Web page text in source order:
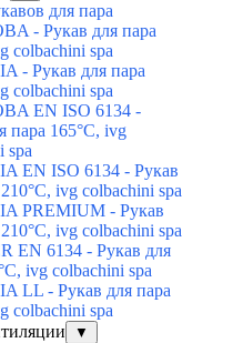
для пара
- Рукав для пара
colbachini spa
- Рукав для пара
colbachini spa
EN ISO 6134 -
пара 165°C, ivg
spa
EN ISO 6134 - Рукав
ivg colbachini spa
PREMIUM - Рукав
ivg colbachini spa
EN 6134 - Рукав для
ivg colbachini spa
LL - Рукав для пара
colbachini spa
▼